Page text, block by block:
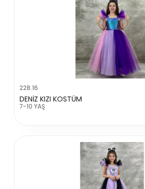
228.16
DENİZ KIZI KOSTÜM
7-10 YAŞ